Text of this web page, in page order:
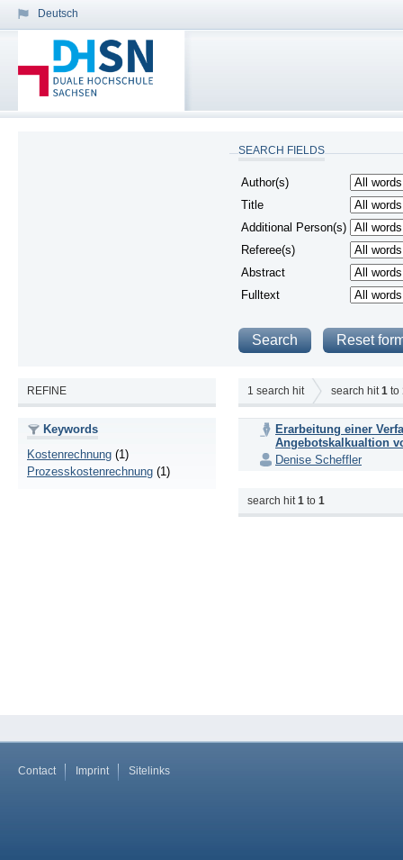
Deutsch
SEARCH FIELDS
Author(s)
Title
Additional Person(s)
Referee(s)
Abstract
Fulltext
REFINE
Keywords
Kostenrechnung (1)
Prozesskostenrechnung (1)
1 search hit search hit 1 to
Erarbeitung einer
Angebotskalkualtion
Denise Scheffler
search hit1 to 1
Contact Imprint Sitelinks